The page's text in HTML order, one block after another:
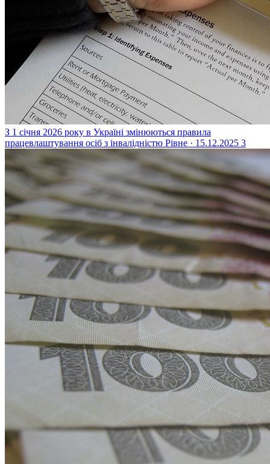
З 1 січня 2026 року в Україні змінюються правила
працевлаштування осіб з інвалідністю Рівне · 15.12.2025 3